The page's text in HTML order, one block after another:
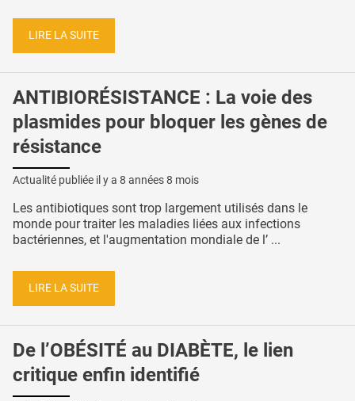
LIRE LA SUITE
ANTIBIORÉSISTANCE : La voie des
plasmides pour bloquer les gènes de
résistance
Actualité publiée il y a 8 années 8 mois
Les antibiotiques sont trop largement utilisés dans le
monde pour traiter les maladies liées aux infections
bactériennes, et l'augmentation mondiale de l’ ...
LIRE LA SUITE
De l’OBÉSITÉ au DIABÈTE, le lien
critique enfin identifié